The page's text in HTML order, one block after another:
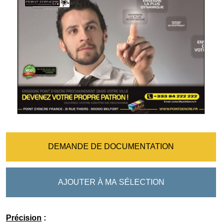
DEMANDE DE DOCUMENTATION
AJOUTER À MA SÉLECTION
Précision :